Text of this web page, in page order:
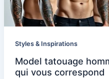
Styles & Inspirations
Model tatouage
qui vous correspond